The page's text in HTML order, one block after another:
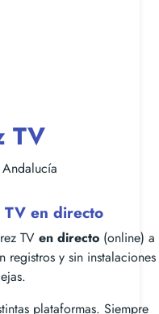
TV
Andalucía
TV en directo
TV en directo (online) a
registros y sin instalaciones
plataformas. Siempre